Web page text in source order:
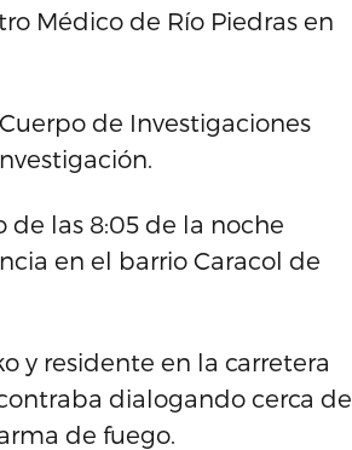
Médico de Río Piedras en
de Investigaciones
las 8:05 de la noche
en el barrio Caracol de
y residente en la carretera
dialogando cerca de
de fuego.